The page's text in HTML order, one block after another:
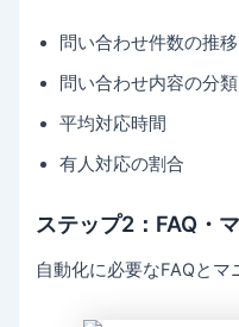
問い合わせ件数の推移
問い合わせ内容の分類
平均対応時間
有人対応の割合
ステップ2：FAQ・
自動化に必要なFAQとマ